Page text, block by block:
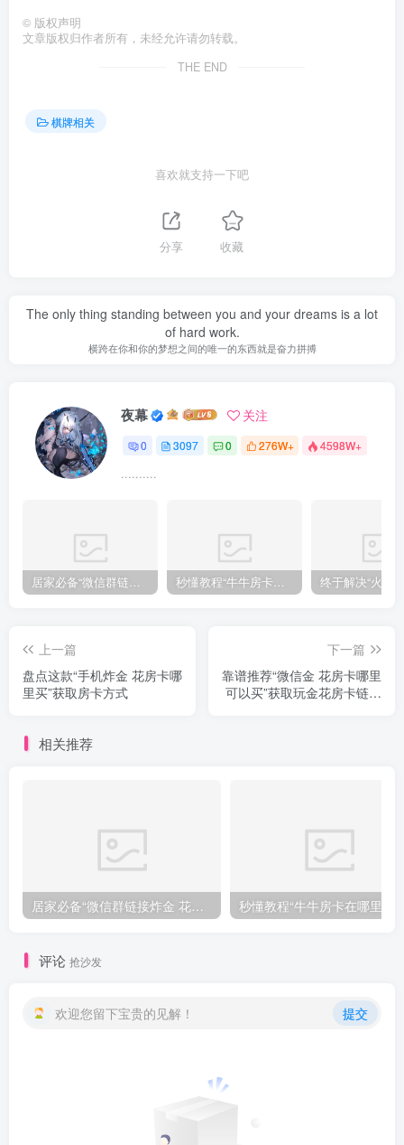
© 版权声明
文章版权归作者所有，未经允许请勿转载。
THE END
棋牌相关
喜欢就支持一下吧
分享 收藏
The only thing standing between you and your dreams is a lot
of hard work.
横跨在你和你的梦想之间的唯一的东西就是奋力拼搏
夜幕 关注
0 3097 0 276W+ 4598W+
..........
居家必备“微信群链接炸金 花房卡”获取房卡教程 秒懂教程“牛牛房卡在哪里买”详细房卡怎么购买教程推荐一款
上一篇
盘点这款“手机炸金 花房卡哪
里买”获取房卡方式
下一篇
靠谱推荐“微信金 花房卡哪里
可以买”获取玩金花房卡链接
相关推荐
居家必备“微信群链接炸金 花房卡”获取房卡教程
评论 抢沙发
欢迎您留下宝贵的见解！ 提交